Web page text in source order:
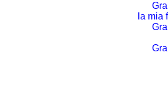
la mia